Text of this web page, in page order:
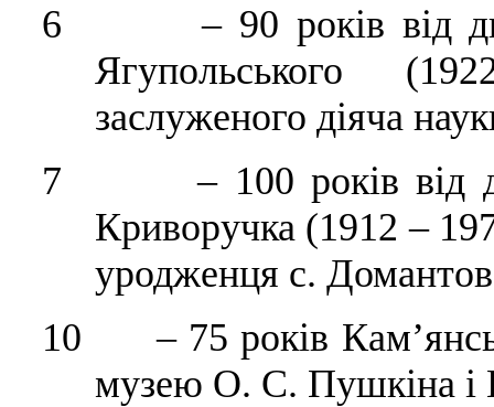
6 – 90 років від дня
Ягупольського
заслуженого діяча
7 – 100 років від дня
Криворучка (1912 –
уродженця с.
10 – 75 років
музею О. С. Пушкіна і